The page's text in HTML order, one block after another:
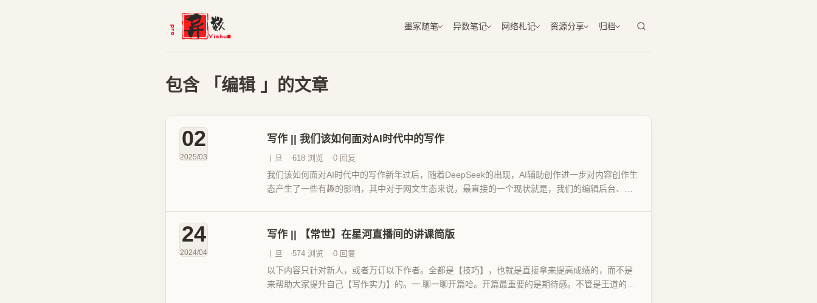
墨冢随笔 异数笔记 网络札记 资源分享 归档
包含 「编辑 」的文章
02
2025/03
写作 || 我们该如何面对AI时代中的写作
丨旦 618 浏览 0 回复
我们该如何面对AI时代中的写作新年过后，随着DeepSeek的出现，AI辅助创作进一步对内容创作生
态产生了一些有趣的影响，其中对于网文生态来说，最直接的一个现状就是，我们的编辑后台、投
24
2024/04
写作 || 【常世】在星河直播间的讲课简版
丨旦 574 浏览 0 回复
以下内容只针对新人，或者万订以下作者。全都是【技巧】，也就是直接拿来提高成绩的，而不是
来帮助大家提升自己【写作实力】的。一.聊一聊开篇哈。开篇最重要的是期待感。不管是王道的故